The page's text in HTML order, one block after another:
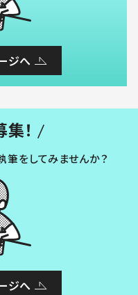
ジへ
！
筆をしてみませんか？
ジへ